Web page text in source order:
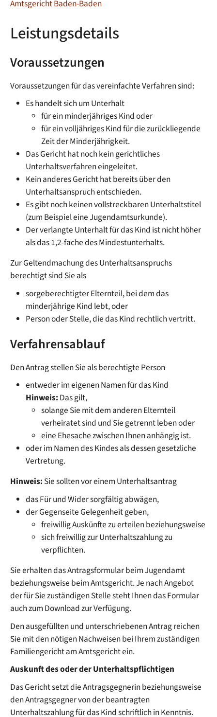
Amtsgericht Baden-Baden
Leistungsdetails
Voraussetzungen
Voraussetzungen für das vereinfachte Verfahren sind:
Es handelt sich um Unterhalt
für ein minderjähriges Kind oder
für ein volljähriges Kind für die zurückliegende
Zeit der Minderjährigkeit.
Das Gericht hat noch kein gerichtliches
Unterhaltsverfahren eingeleitet.
Kein anderes Gericht hat bereits über den
Unterhaltsanspruch entschieden.
Es gibt noch keinen vollstreckbaren Unterhaltstitel
(zum Beispiel eine Jugendamtsurkunde).
Der verlangte Unterhalt für das Kind ist nicht höher
als das 1,2-fache des Mindestunterhalts.
Zur Geltendmachung des Unterhaltsanspruchs
berechtigt sind Sie als
sorgeberechtigter Elternteil, bei dem das
minderjährige Kind lebt, oder
Person oder Stelle, die das Kind rechtlich vertritt.
Verfahrensablauf
Den Antrag stellen Sie als berechtigte Person
entweder im eigenen Namen für das Kind
Hinweis: Das gilt,
solange Sie mit dem anderen Elternteil
verheiratet sind und Sie getrennt leben oder
eine Ehesache zwischen Ihnen anhängig ist.
oder im Namen des Kindes als dessen gesetzliche
Vertretung.
Hinweis: Sie sollten vor einem Unterhaltsantrag
das Für und Wider sorgfältig abwägen,
der Gegenseite Gelegenheit geben,
freiwillig Auskünfte zu erteilen beziehungsweise
sich freiwillig zur Unterhaltszahlung zu
verpflichten.
Sie erhalten das Antragsformular beim Jugendamt
beziehungsweise beim Amtsgericht.Je nach Angebot
der für Sie zuständigen Stelle steht Ihnen das Formular
auch zum Download zur Verfügung.
Den ausgefüllten und unterschriebenen Antrag reichen
Sie mit den nötigen Nachweisen bei Ihrem zuständigen
Familiengericht am Amtsgericht ein.
Auskunft des oder der Unterhaltspflichtigen
Das Gericht setzt die Antragsgegnerin beziehungsweise
den Antragsgegner von der beantragten
Unterhaltszahlung für das Kind schriftlich in Kenntnis.